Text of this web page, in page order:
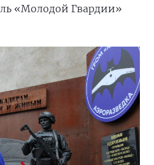
«Молодой Гвардии»